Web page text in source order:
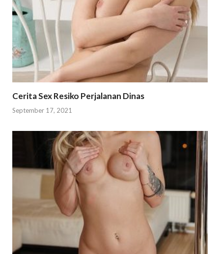
Cerita Sex Resiko Perjalanan Dinas
September 17, 2021